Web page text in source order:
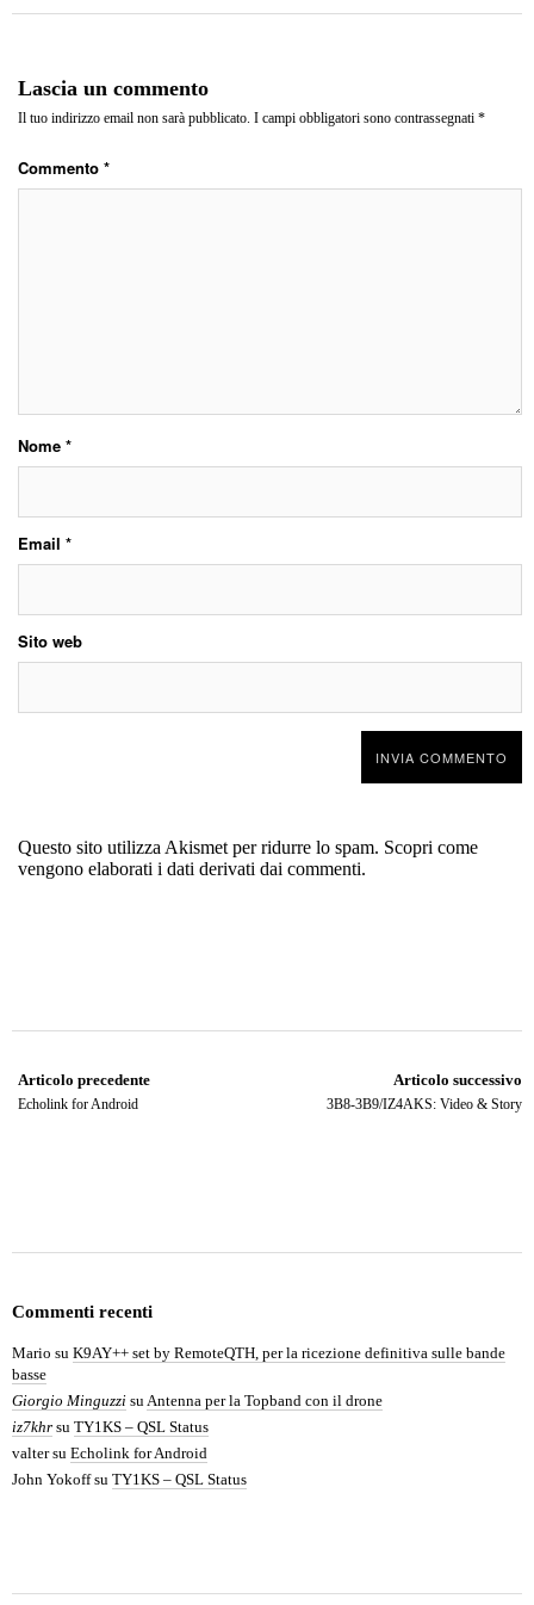
Lascia un commento
Il tuo indirizzo email non sarà pubblicato. I campi obbligatori sono contrassegnati *
Commento *
Nome *
Email *
Sito web
Questo sito utilizza Akismet per ridurre lo spam. Scopri come
vengono elaborati i dati derivati dai commenti.
Articolo precedente
Echolink for Android
Articolo successivo
3B8-3B9/IZ4AKS: Video & Story
Commenti recenti
Mario su K9AY++ set by RemoteQTH, per la ricezione definitiva sulle bande
basse
Giorgio Minguzzi suAntenna per la Topband con il drone
iz7khr su TY1KS – QSL Status
valtersu Echolink for Android
John Yokoffsu TY1KS – QSL Status